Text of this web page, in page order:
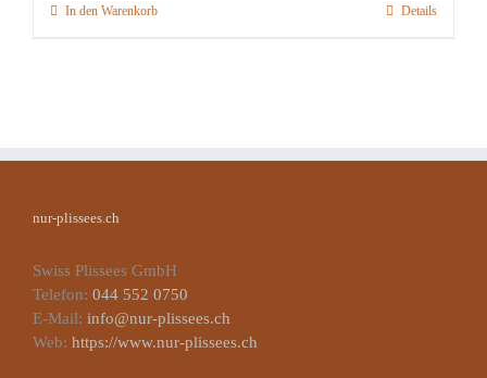
In den Warenkorb Details
nur-plissees.ch
Swiss Plissees GmbH
Telefon: 044 552 0750
E-Mail: info@nur-plissees.ch
Web: https://www.nur-plissees.ch